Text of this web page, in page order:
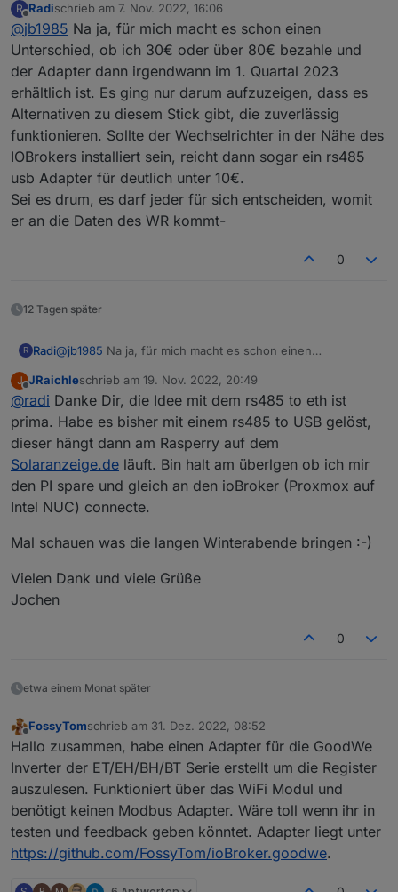
Dort kannst du die Werte je nach Montageort des WR,
entweder direkt mit ner Zweidrahtleitung, oder wenn
weiter weg und Netzwerk verfügbar mit o.g. Umsetzer,
abholen.
Der Austausch ist auch kein Hexenwerk.
R
Offline
Radischrieb am 7. Nov. 2022, 16:06
zuletzt editiert von
@jb1985 Na ja, für mich macht es schon einen
Unterschied, ob ich 30€ oder über 80€ bezahle und
der Adapter dann irgendwann im 1. Quartal 2023
erhältlich ist. Es ging nur darum aufzuzeigen, dass es
Alternativen zu diesem Stick gibt, die zuverlässig
funktionieren. Sollte der Wechselrichter in der Nähe des
IOBrokers installiert sein, reicht dann sogar ein rs485
usb Adapter für deutlich unter 10€.
Sei es drum, es darf jeder für sich entscheiden, womit
er an die Daten des WR kommt-
0
12 Tagen später
R Radi@jb1985 Na ja, für mich macht es schon einen
Adapter dann irgendwann im 1. Quartal 2023 erhältlich ist.
Es ging nur darum aufzuzeigen, dass es Alternativen zu
diesem Stick gibt, die zuverlässig funktionieren. Sollte der
Wechselrichter in der Nähe des IOBrokers installiert sein,
reicht dann sogar ein rs485 usb Adapter für deutlich unter
10€.
Sei es drum, es darf jeder für sich entscheiden, womit er
an die Daten des WR kommt-
J
Offline
JRaichleschrieb am 19. Nov. 2022, 20:49
zuletzt editiert von
@radi Danke Dir, die Idee mit dem rs485 to eth ist
prima. Habe es bisher mit einem rs485 to USB gelöst,
dieser hängt dann am Rasperry auf dem
Solaranzeige.de läuft. Bin halt am überlgen ob ich mir
den PI spare und gleich an den ioBroker (Proxmox auf
Intel NUC) connecte.
Mal schauen was die langen Winterabende bringen :-)
Vielen Dank und viele Grüße
Jochen
0
etwa einem Monat später
Offline
FossyTomschrieb am 31. Dez. 2022, 08:52
zuletzt editiert von
Hallo zusammen, habe einen Adapter für die GoodWe
Inverter der ET/EH/BH/BT Serie erstellt um die Register
auszulesen. Funktioniert über das WiFi Modul und
benötigt keinen Modbus Adapter. Wäre toll wenn ihr in
testen und feedback geben könntet. Adapter liegt unter
https://github.com/FossyTom/ioBroker.goodwe.